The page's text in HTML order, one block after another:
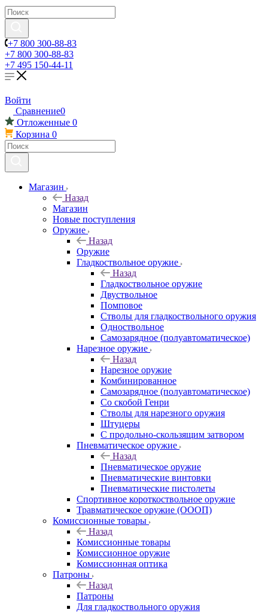
+7 800 300-88-83
+7 800 300-88-83
+7 495 150-44-11
Войти
Сравнение0
Отложенные 0
Корзина 0
Магазин
Назад
Магазин
Новые поступления
Оружие
Назад
Оружие
Гладкоствольное оружие
Назад
Гладкоствольное оружие
Двуствольное
Помповое
Стволы для гладкоствольного оружия
Одноствольное
Самозарядное (полуавтоматическое)
Нарезное оружие
Назад
Нарезное оружие
Комбинированное
Самозарядное (полуавтоматическое)
Со скобой Генри
Стволы для нарезного оружия
Штуцеры
С продольно-скользящим затвором
Пневматическое оружие
Назад
Пневматическое оружие
Пневматические винтовки
Пневматические пистолеты
Спортивное короткоствольное оружие
Травматическое оружие (ОООП)
Комиссионные товары
Назад
Комиссионные товары
Комиссионное оружие
Комиссионная оптика
Патроны
Назад
Патроны
Для гладкоствольного оружия